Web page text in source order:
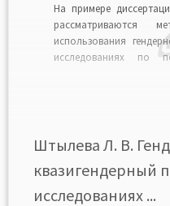
На примере
рассматриваются
использования
исследованиях по
Штылева Л. В.
квазигендерный
исследованиях ...